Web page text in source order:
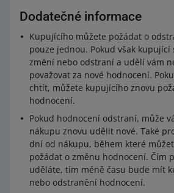
Dodatečné informace
Kupujícího můžete požádat o
pouze jednou. Pokud však kupující
změní nebo odstraní a udělí vám
považovat za nové hodnocení.
chtít, můžete kupujícího znovu
hodnocení.
Pokud hodnocení odstraní, může
nákupu znovu udělit nové. Také
dní od nákupu, během které
požádat o změnu hodnocení. Čím
uděláte, tím méně času bude mít
nebo odstranění hodnocení.